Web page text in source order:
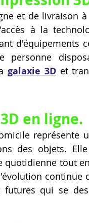
et de livraison
à la
d'équipements
personne
galaxie 3D et
en ligne.
représente
des objets.
tout
continue
futures qui se